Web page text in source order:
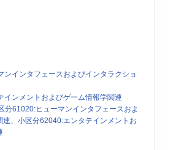
ンインタフェースおよびインタラクショ
インメントおよびゲーム情報学関連
分61020:ヒューマンインタフェースおよ
連、小区分62040:エンタテインメントお